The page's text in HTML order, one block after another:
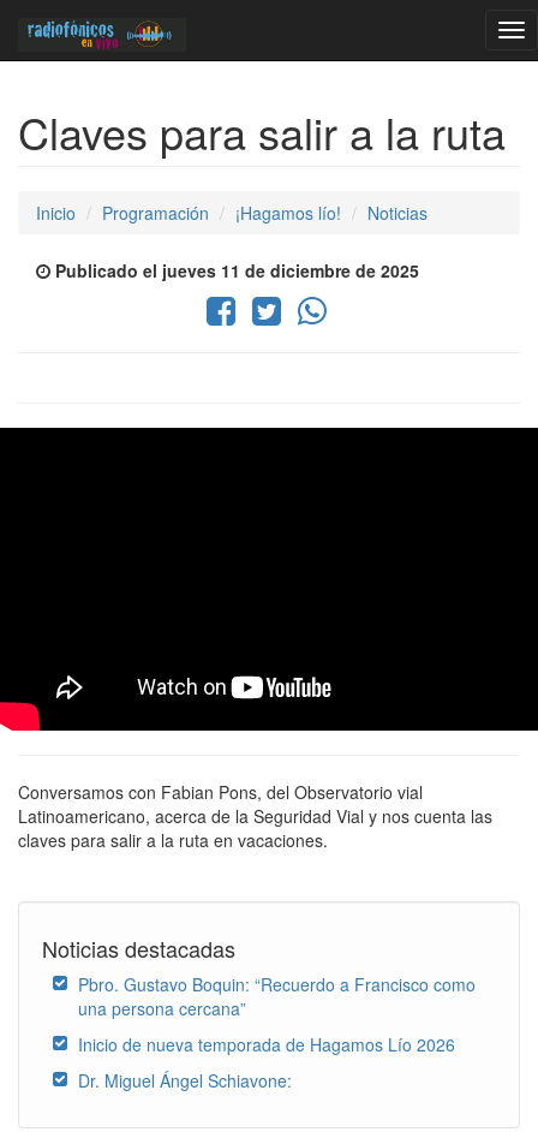
Claves para salir a la ruta
Inicio Programación ¡Hagamos lío! Noticias
Publicado el jueves 11 de diciembre de 2025
Conversamos con Fabian Pons, del Observatorio vial
Latinoamericano, acerca de la Seguridad Vial y nos cuenta las
claves para salir a la ruta en vacaciones.
Noticias destacadas
Pbro. Gustavo Boquin: “Recuerdo a Francisco como
una persona cercana”
Inicio de nueva temporada de Hagamos Lío 2026
Dr. Miguel Ángel Schiavone: